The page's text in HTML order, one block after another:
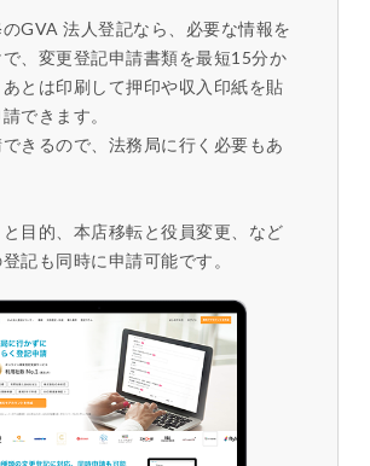
GVA 法人登記なら、必要な情報を
で、変更登記申請書類を最短15分か
とは印刷して押印や収入印紙を貼
できます。
きるので、法務局に行く必要もあ
目的、本店移転と役員変更、など
記も同時に申請可能です。